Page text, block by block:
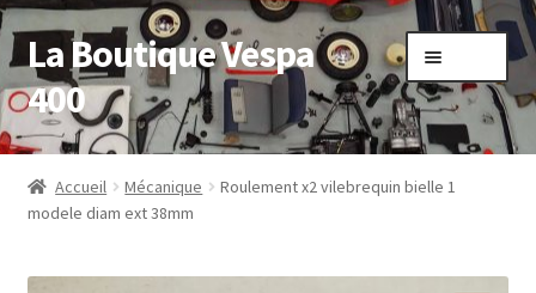
Aller
à
la
navigation
Aller
au
contenu
La Boutique Vespa
400
Accueil
Boutique
Mon compte
Accueil Mécanique
Roulement x2 vilebrequin bielle 1
modele diam ext 38mm